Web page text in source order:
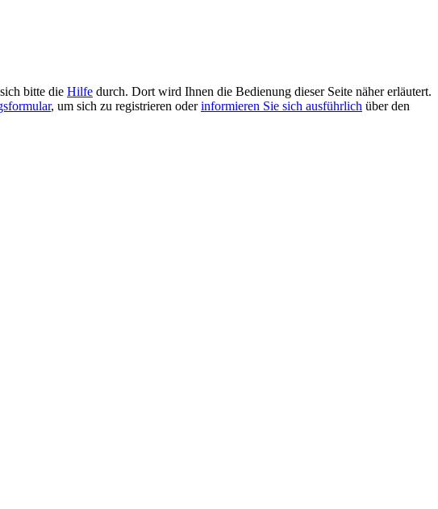
bitte die Hilfe durch. Dort wird Ihnen die Bedienung dieser Seite näher erläutert.
, um sich zu registrieren oderinformieren Sie sich ausführlich über den